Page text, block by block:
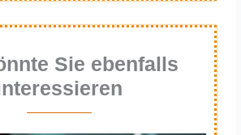
Sie ebenfalls